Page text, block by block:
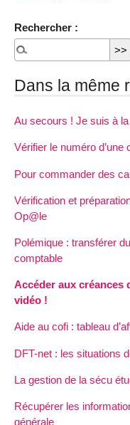
Rechercher :
Dans la même
Au secours ! Je suis à
Vérifier le numéro d’une
Pour commander des
Vérification et
Op@le
Polémique : transférer
comptable
Accéder aux créances
vidéo !
Aide au cofi : tableau
DFT-net : les situations
La gestion de la sécu
Récupérer les
générale